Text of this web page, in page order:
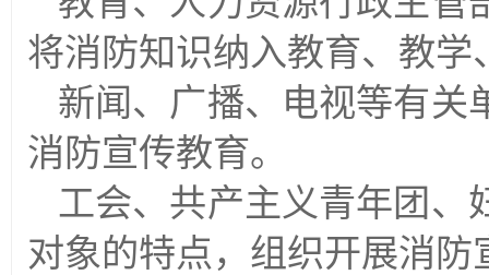
将消防知识纳入教育、教学
新闻、广播、电视等有关
消防宣传教育。
工会、共产主义青年团、
对象的特点，组织开展消防